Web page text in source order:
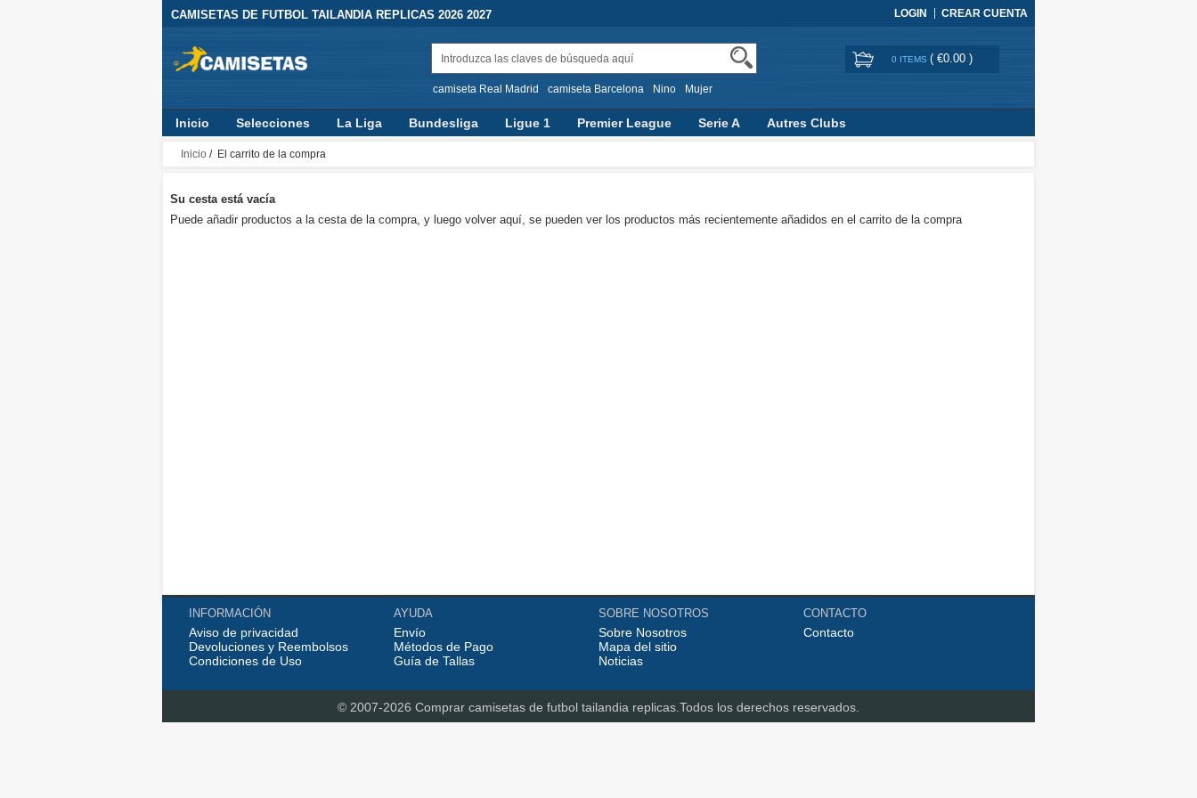
CAMISETAS DE FUTBOL TAILANDIA REPLICAS 2026 2027 LOGIN CREAR CUENTA
camiseta Real Madrid camiseta Barcelona Nino Mujer
0 ITEMS ( €0.00 )
Inicio Selecciones La Liga Bundesliga Ligue 1 Premier League Serie A Autres Clubs
Inicio / El carrito de la compra
Su cesta está vacía
Puede añadir productos a la cesta de la compra, y luego volver aquí, se pueden ver los productos más recientemente añadidos en el carrito de la compra
INFORMACIÓN
Aviso de privacidad
Devoluciones y Reembolsos
Condiciones de Uso
AYUDA
Envío
Métodos de Pago
Guía de Tallas
SOBRE NOSOTROS
Sobre Nosotros
Mapa del sitio
Noticias
CONTACTO
Contacto
© 2007-2026 Comprar camisetas de futbol tailandia replicas .Todos los derechos reservados.